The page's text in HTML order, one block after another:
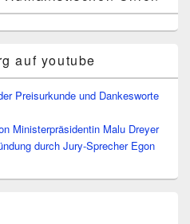
auf youtube
Preisurkunde und Dankesworte
Ministerpräsidentin Malu Dreyer
durch Jury-Sprecher Egon